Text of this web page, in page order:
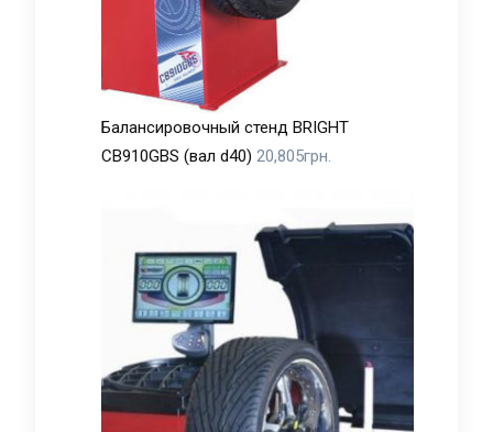
Балансировочный стенд BRIGHT
CB910GBS (вал d40) 20,805грн.